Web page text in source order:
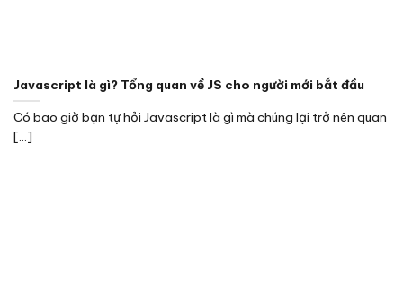
Javascript là gì? Tổng quan về JS cho người mới bắt đầu
Có bao giờ bạn tự hỏi Javascript là gì mà chúng lại trở nên quan
[...]